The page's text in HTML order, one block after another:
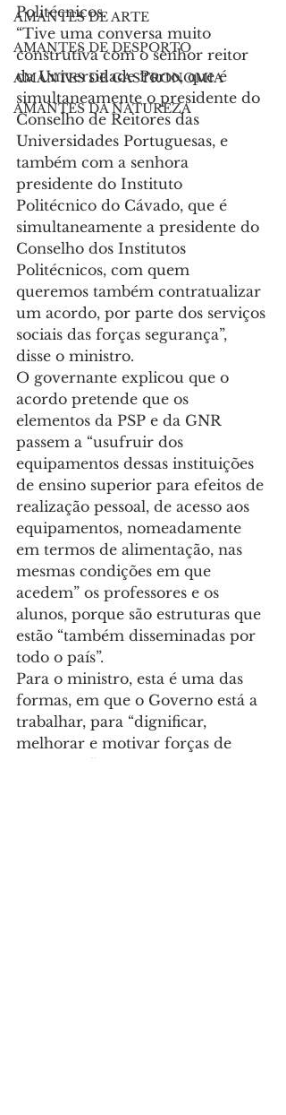
AMANTES DE ARTE
AMANTES DE DESPORTO
AMANTES DE GASTRONOMIA
AMANTES DA NATUREZA
Politécnicos.
“Tive uma conversa muito
construtiva com o senhor reitor
da Universidade Porto, que é
simultaneamente o presidente do
Conselho de Reitores das
Universidades Portuguesas, e
também com a senhora
presidente do Instituto
Politécnico do Cávado, que é
simultaneamente a presidente do
Conselho dos Institutos
Politécnicos, com quem
queremos também contratualizar
um acordo, por parte dos serviços
sociais das forças segurança”,
disse o ministro.
O governante explicou que o
acordo pretende que os
elementos da PSP e da GNR
passem a “usufruir dos
equipamentos dessas instituições
de ensino superior para efeitos de
realização pessoal, de acesso aos
equipamentos, nomeadamente
em termos de alimentação, nas
mesmas condições em que
acedem” os professores e os
alunos, porque são estruturas que
estão “também disseminadas por
todo o país”.
Para o ministro, esta é uma das
formas, em que o Governo está a
trabalhar, para “dignificar,
melhorar e motivar forças de
segurança”.